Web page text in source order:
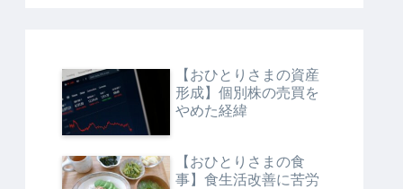
【おひとりさまの資産
形成】個別株の売買を
やめた経緯
【おひとりさまの食
事】食生活改善に苦労